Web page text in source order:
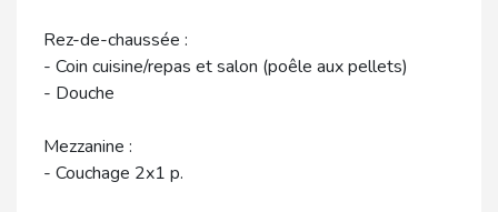
Rez-de-chaussée :
- Coin cuisine/repas et salon (poêle aux pellets)
- Douche
Mezzanine :
- Couchage 2x1 p.